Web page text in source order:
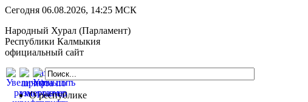
Сегодня 06.08.2026, 14:25 МСК
Народный Хурал (Парламент)
Республики Калмыкия
официальный сайт
О республике